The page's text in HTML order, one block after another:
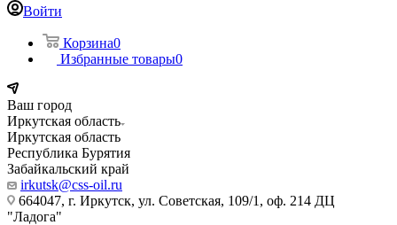
Войти
Корзина0
Избранные товары0
Ваш город
Иркутская область
Иркутская область
Республика Бурятия
Забайкальский край
irkutsk@css-oil.ru
664047, г. Иркутск, ул. Советская, 109/1, оф. 214 ДЦ
"Ладога"